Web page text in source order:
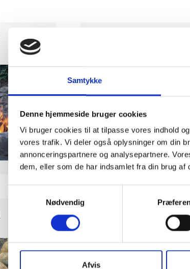
Samtykke
Denne hjemmeside bruger cookies
Vi bruger cookies til at tilpasse vores indhold
vores trafik. Vi deler også oplysninger om din
annonceringspartnere og analysepartnere.
dem, eller som de har indsamlet fra din brug af
Nødvendig
Afvis
Flis & muldjord